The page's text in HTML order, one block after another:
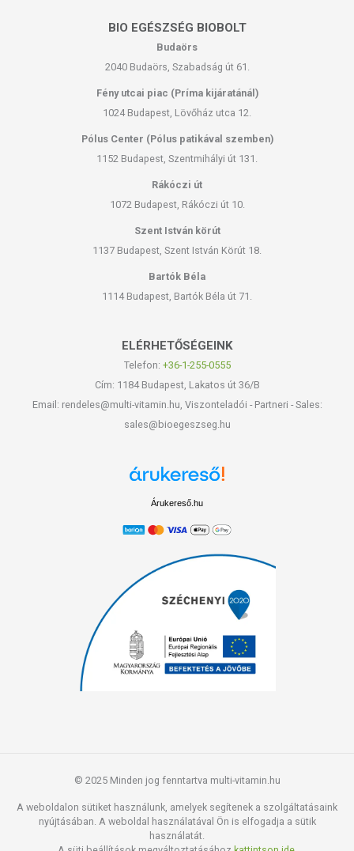
BIO EGÉSZSÉG BIOBOLT
Budaörs
2040 Budaörs, Szabadság út 61.
Fény utcai piac (Príma kijáratánál)
1024 Budapest, Lövőház utca 12.
Pólus Center (Pólus patikával szemben)
1152 Budapest, Szentmihályi út 131.
Rákóczi út
1072 Budapest, Rákóczi út 10.
Szent István körút
1137 Budapest, Szent István Körút 18.
Bartók Béla
1114 Budapest, Bartók Béla út 71.
ELÉRHETŐSÉGEINK
Telefon: +36-1-255-0555
Cím: 1184 Budapest, Lakatos út 36/B
Email: rendeles@multi-vitamin.hu, Viszonteladói - Partneri - Sales:
sales@bioegeszseg.hu
Árukereső.hu
© 2025 Minden jog fenntartva multi-vitamin.hu
A weboldalon sütiket használunk, amelyek segítenek a szolgáltatásaink
nyújtásában. A weboldal használatával Ön is elfogadja a sütik
használatát.